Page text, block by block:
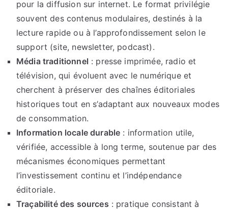
pour la diffusion sur internet. Le format privilégie
souvent des contenus modulaires, destinés à la
lecture rapide ou à l’approfondissement selon le
support (site, newsletter, podcast).
Média traditionnel : presse imprimée, radio et
télévision, qui évoluent avec le numérique et
cherchent à préserver des chaînes éditoriales
historiques tout en s’adaptant aux nouveaux modes
de consommation.
Information locale durable : information utile,
vérifiée, accessible à long terme, soutenue par des
mécanismes économiques permettant
l’investissement continu et l’indépendance
éditoriale.
Traçabilité des sources : pratique consistant à